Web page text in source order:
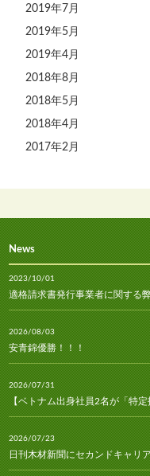
2019年7月
2019年5月
2019年4月
2018年8月
2018年5月
2018年4月
2017年2月
News
2023/10/01
適格請求書発行事業者に関する
2026/08/03
安青錦優勝！！！
2026/07/31
【ベトナム出身社員2名が「特
2026/07/23
日刊木材新聞にセカンドキャリ